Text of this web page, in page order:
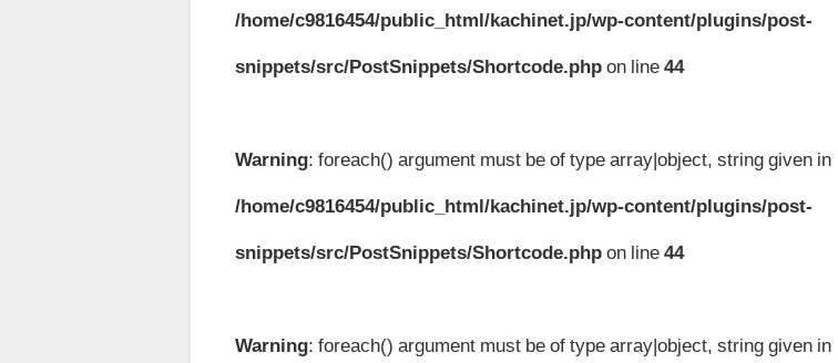
/home/c9816454/public_html/kachinet.jp/wp-content/plugins/post-
snippets/src/PostSnippets/Shortcode.php on line44
Warning: foreach() argument must be of type array|object, string given in
/home/c9816454/public_html/kachinet.jp/wp-content/plugins/post-
snippets/src/PostSnippets/Shortcode.php on line44
Warning: foreach() argument must be of type array|object, string given in